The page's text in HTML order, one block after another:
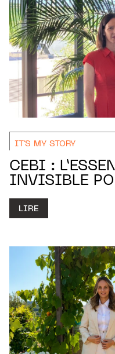
IT'S MY STORY
CEBI :
INVISIBLE
LIRE